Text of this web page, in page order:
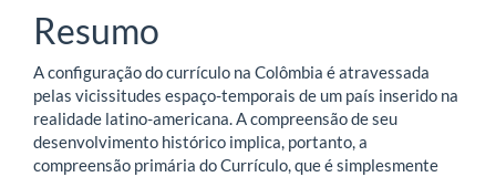
principal
Resumo
A configuração do currículo na Colômbia é atravessada
pelas vicissitudes espaço-temporais de um país inserido na
realidade latino-americana. A compreensão de seu
desenvolvimento histórico implica, portanto, a
compreensão primária do Currículo, que é simplesmente